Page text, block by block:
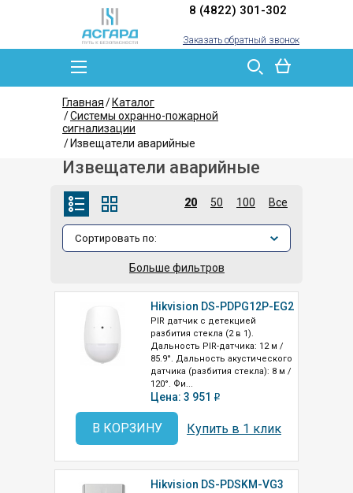
8 (4822) 301-302
Заказать обратный звонок
Главная
Каталог
Системы охранно-пожарной
сигнализации
Извещатели аварийные
Извещатели аварийные
20 50 100 Все
Больше фильтров
Hikvision DS-PDPG12P-EG2
PIR датчик с детекцией
разбития стекла (2 в 1).
Дальность PIR-датчика: 12 м /
85.9°. Дальность акустического
датчика (разбития стекла): 8 м /
120°. Фи...
Цена: 3 951 o
В КОРЗИНУ Купить в 1 клик
Hikvision DS-PDSKM-VG3